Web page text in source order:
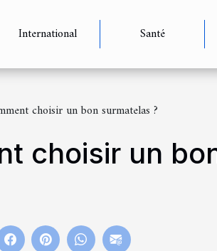
International Santé
choisir un bon surmatelas ?
choisir un